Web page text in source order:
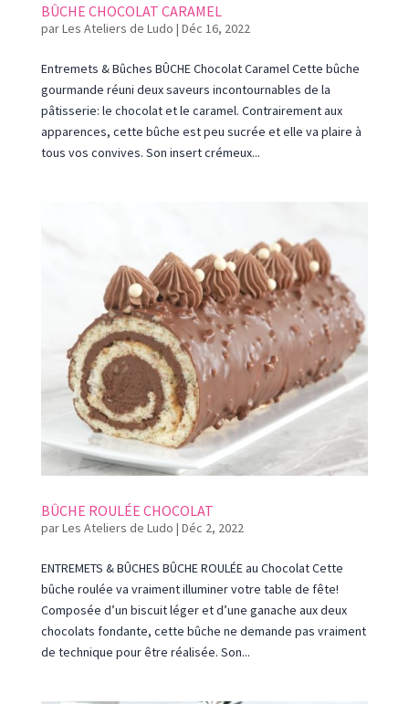
BÛCHE CHOCOLAT CARAMEL
parLes Ateliers de Ludo | Déc 16, 2022
Entremets & Bûches BÛCHE Chocolat Caramel Cette bûche
gourmande réuni deux saveurs incontournables de la
pâtisserie: le chocolat et le caramel. Contrairement aux
apparences, cette bûche est peu sucrée et elle va plaire à
tous vos convives. Son insert crémeux...
BÛCHE ROULÉE CHOCOLAT
parLes Ateliers de Ludo | Déc 2, 2022
ENTREMETS & BÛCHES BÛCHE ROULÉE au Chocolat Cette
bûche roulée va vraiment illuminer votre table de fête!
Composée d’un biscuit léger et d’une ganache aux deux
chocolats fondante, cette bûche ne demande pas vraiment
de technique pour être réalisée. Son...